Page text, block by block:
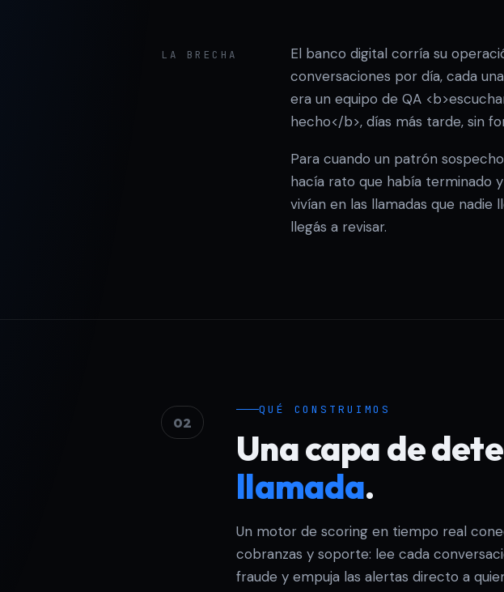
LA BRECHA
El banco digital corría su
conversaciones por día, cada
era un equipo de QA
hecho</b>, días más tarde, sin
Para cuando un patrón
hacía rato que había terminado
vivían en las llamadas que nadie
llegás a revisar.
02
QUÉ CONSTRUIMOS
Una capa de
llamada.
Un motor de scoring en tiempo real
cobranzas y soporte: lee cada
fraude y empuja las alertas directo a